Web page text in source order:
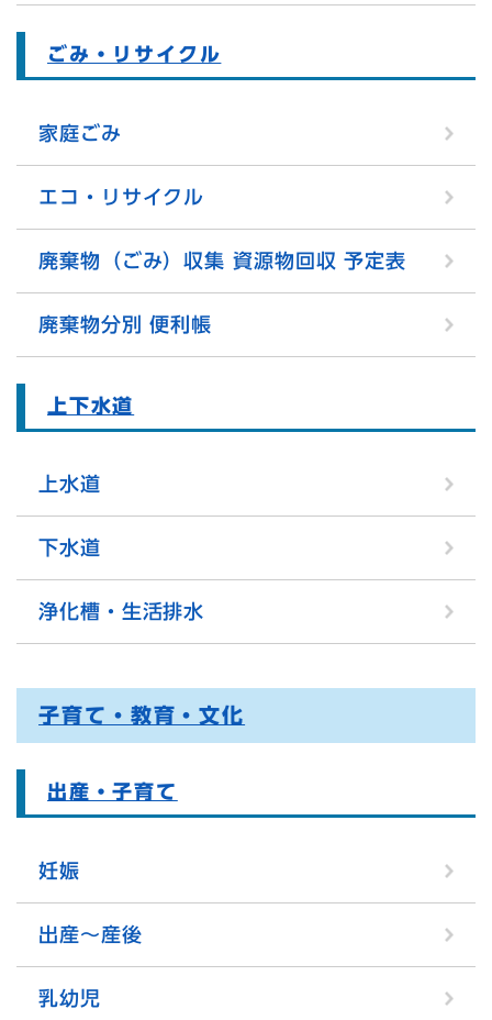
ごみ・リサイクル
家庭ごみ
エコ・リサイクル
廃棄物（ごみ）収集 資源物回収 予定表
廃棄物分別 便利帳
上下水道
上水道
下水道
浄化槽・生活排水
子育て・教育・文化
出産・子育て
妊娠
出産～産後
乳幼児